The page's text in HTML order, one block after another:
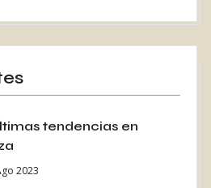
tendencias en
2023